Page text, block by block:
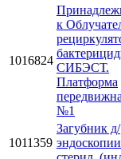
1016824
к
СИБЭСТ.
Платформа
№1
1011359
Загубник д/